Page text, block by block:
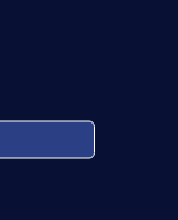
los 6
significa